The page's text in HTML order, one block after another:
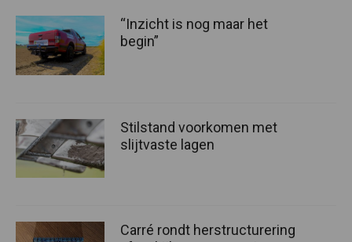
“Inzicht is nog maar het
begin”
Stilstand voorkomen met
slijtvaste lagen
Carré rondt herstructurering